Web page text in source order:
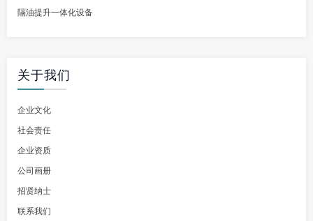
隔油提升一体化设备
关于我们
企业文化
社会责任
企业资质
公司画册
招贤纳士
联系我们